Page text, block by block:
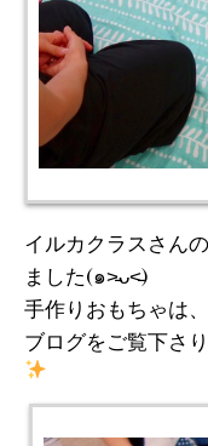
イルカクラスさん
ました(๑˃̵ᴗ˂̵)
手作りおもちゃは
ブログをご覧下さ